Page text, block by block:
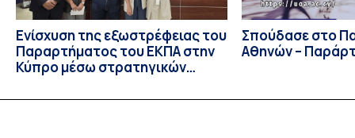
Ενίσχυση της εξωστρέφειας του
Παραρτήματος του ΕΚΠΑ στην
Κύπρο μέσω στρατηγικών
Σπούδασε στο
Αθηνών –